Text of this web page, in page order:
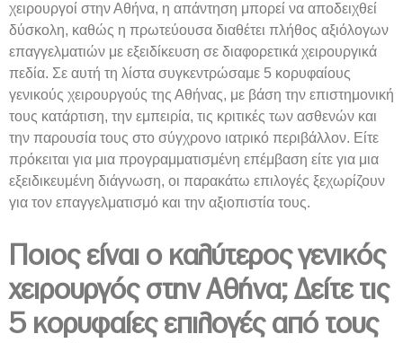
χειρουργοί στην Αθήνα, η απάντηση μπορεί να αποδειχθεί
δύσκολη, καθώς η πρωτεύουσα διαθέτει πλήθος αξιόλογων
επαγγελματιών με εξειδίκευση σε διαφορετικά χειρουργικά
πεδία. Σε αυτή τη λίστα συγκεντρώσαμε 5 κορυφαίους
γενικούς χειρουργούς της Αθήνας, με βάση την επιστημονική
τους κατάρτιση, την εμπειρία, τις κριτικές των ασθενών και
την παρουσία τους στο σύγχρονο ιατρικό περιβάλλον. Είτε
πρόκειται για μια προγραμματισμένη επέμβαση είτε για μια
εξειδικευμένη διάγνωση, οι παρακάτω επιλογές ξεχωρίζουν
για τον επαγγελματισμό και την αξιοπιστία τους.
Ποιος είναι ο καλύτερος γενικός
χειρουργός στην Αθήνα; Δείτε τις
5 κορυφαίες επιλογές από τους